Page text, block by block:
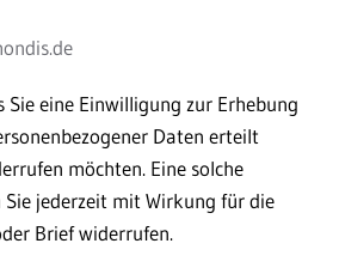
Sie eine Einwilligung zur Erhebung
Daten erteilt
möchten. Eine solche
jederzeit mit Wirkung für die
Brief widerrufen.